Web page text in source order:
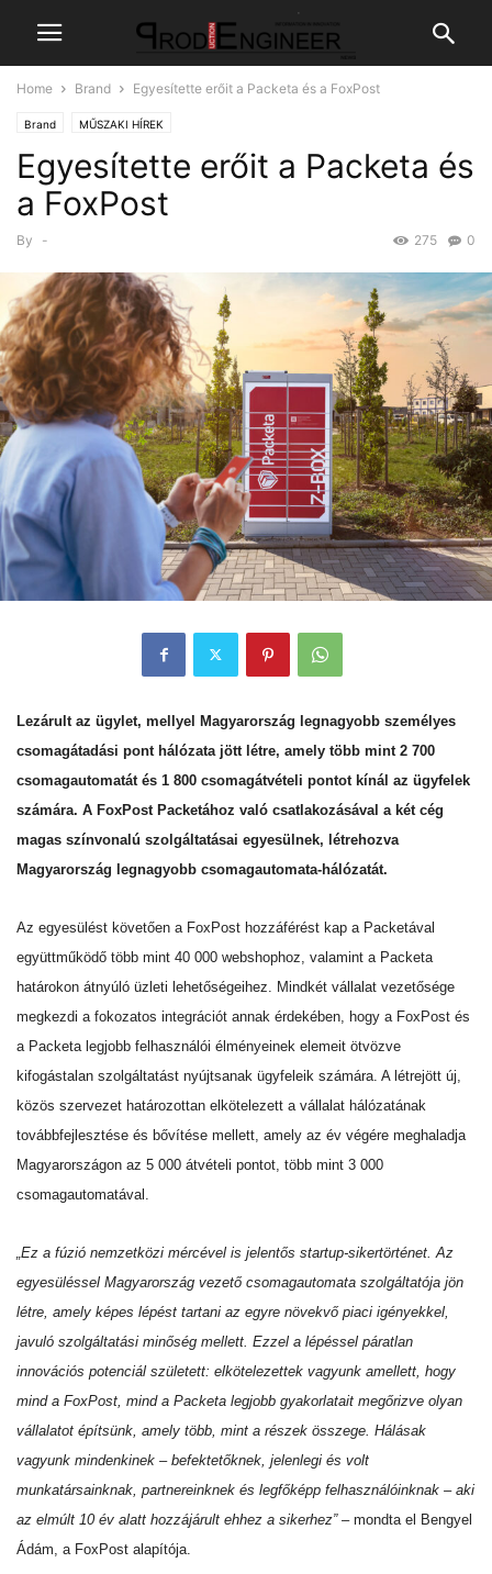
Home Brand Egyesítette erőit a Packeta és a FoxPost
Brand MŰSZAKI HÍREK
Egyesítette erőit a Packeta és
a FoxPost
By - 0
275
Lezárult az ügylet, mellyel Magyarország legnagyobb személyes
csomagátadási pont hálózata jött létre, amely több mint 2 700
csomagautomatát és 1 800 csomagátvételi pontot kínál az ügyfelek
számára. A FoxPost Packetához való csatlakozásával a két cég
magas színvonalú szolgáltatásai egyesülnek, létrehozva
Magyarország legnagyobb csomagautomata-hálózatát.
Az egyesülést követően a FoxPost hozzáférést kap a Packetával
együttműködő több mint 40 000 webshophoz, valamint a Packeta
határokon átnyúló üzleti lehetőségeihez. Mindkét vállalat vezetősége
megkezdi a fokozatos integrációt annak érdekében, hogy a FoxPost és
a Packeta legjobb felhasználói élményeinek elemeit ötvözve
kifogástalan szolgáltatást nyújtsanak ügyfeleik számára. A létrejött új,
közös szervezet határozottan elkötelezett a vállalat hálózatának
továbbfejlesztése és bővítése mellett, amely az év végére meghaladja
Magyarországon az 5 000 átvételi pontot, több mint 3 000
csomagautomatával.
„Ez a fúzió nemzetközi mércével is jelentős startup-sikertörténet. Az
egyesüléssel Magyarország vezető csomagautomata szolgáltatója jön
létre, amely képes lépést tartani az egyre növekvő piaci igényekkel,
javuló szolgáltatási minőség mellett. Ezzel a lépéssel páratlan
innovációs potenciál született: elkötelezettek vagyunk amellett, hogy
mind a FoxPost, mind a Packeta legjobb gyakorlatait megőrizve olyan
vállalatot építsünk, amely több, mint a részek összege. Hálásak
vagyunk mindenkinek – befektetőknek, jelenlegi és volt
munkatársainknak, partnereinknek és legfőképp felhasználóinknak – aki
az elmúlt 10 év alatt hozzájárult ehhez a sikerhez”– mondta el Bengyel
Ádám, a FoxPost alapítója.